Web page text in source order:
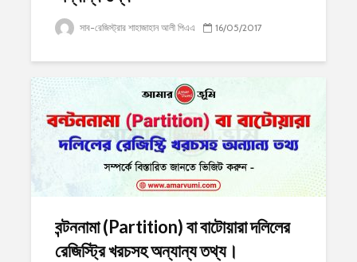
সাব-রেজিস্ট্রার শাহাজাহান আলী পিএএ 16/05/2017
বন্টননামা (Partition) বা বাটোয়ারা দলিলের
রেজিস্ট্রি খরচসহ অন্যান্য তথ্য।